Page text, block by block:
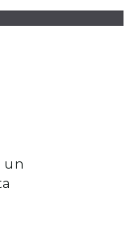
un